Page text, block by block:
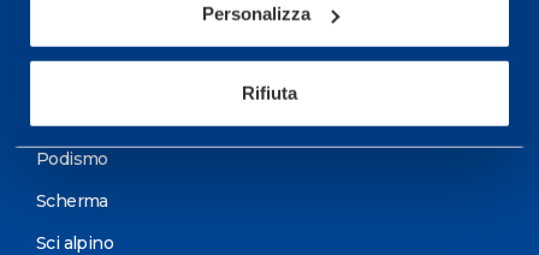
Personalizza
Rifiuta
Podismo
Scherma
Sci alpino